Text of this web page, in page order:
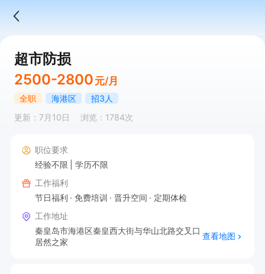
超市防损
2500-2800 元/月
全职 海港区
招3人
更新：7月10日
浏览：1784次
职位要求
经验不限
学历不限
工作福利
节日福利
免费培训 晋升空间
定期体检
工作地址
秦皇岛市海港区秦皇西大街与华山北路交叉口
居然之家
查看地图